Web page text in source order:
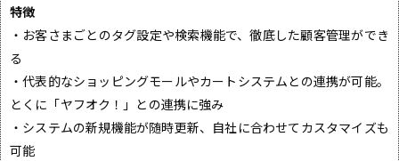
特徴
・お客さまごとのタグ設定や検索機能で、徹底した顧客管理ができ
る
・代表的なショッピングモールやカートシステムとの連携が可能。
とくに「ヤフオク！」との連携に強み
・システムの新規機能が随時更新、自社に合わせてカスタマイズも
可能